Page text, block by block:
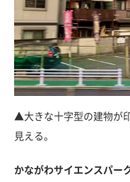
▲大きな十字型の建物が
見える。
かながわサイエンスパー